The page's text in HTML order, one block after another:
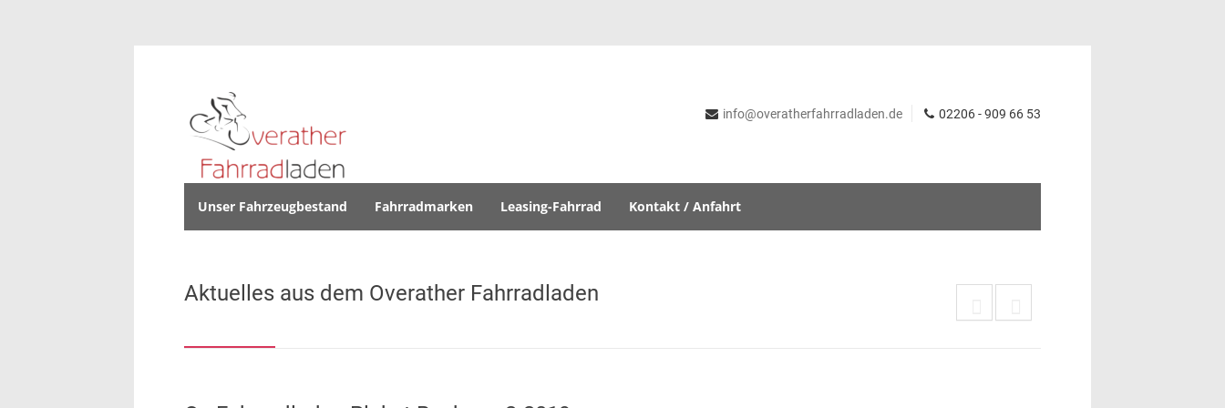
info@overatherfahrradladen.de 02206 - 909 66 53
Unser Fahrzeugbestand Fahrradmarken Leasing-Fahrrad Kontakt / Anfahrt
Aktuelles aus dem Overather Fahrradladen